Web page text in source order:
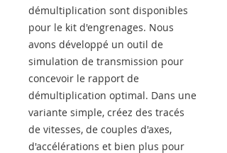
démultiplication sont disponibles
pour le kit d'engrenages. Nous
avons développé un outil de
simulation de transmission pour
concevoir le rapport de
démultiplication optimal. Dans une
variante simple, créez des tracés
de vitesses, de couples d'axes,
d'accélérations et bien plus pour